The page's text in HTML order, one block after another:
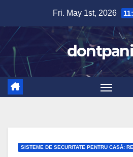
content
Fri. May 1st, 2026
SISTEME DE SECURITATE PENTRU CASĂ: